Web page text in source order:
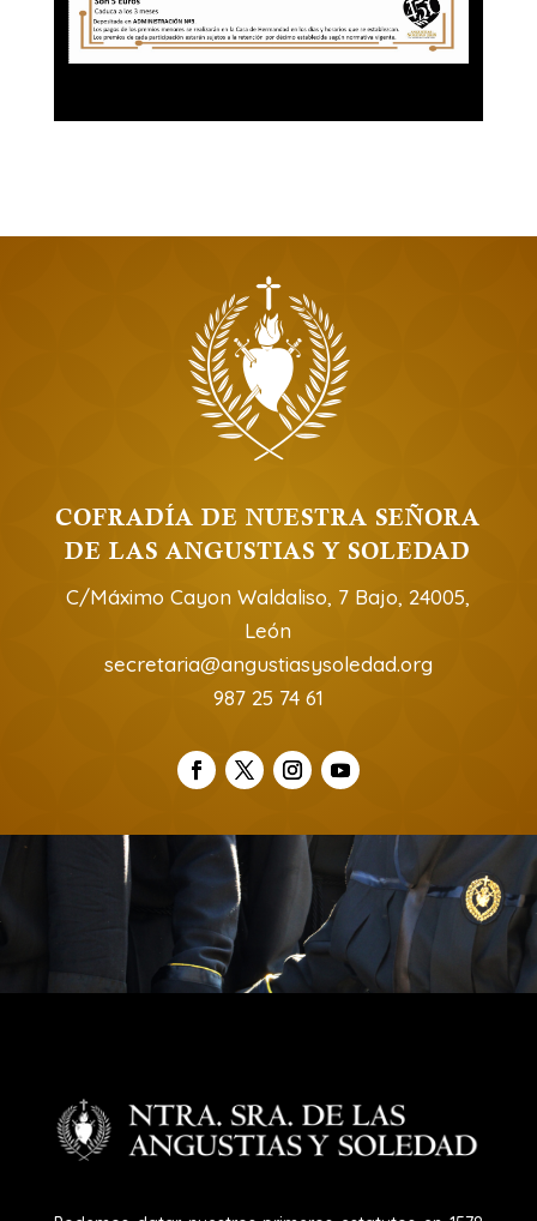
COFRADÍA DE NUESTRA SEÑORA
DE LAS ANGUSTIAS Y SOLEDAD
C/Máximo Cayon Waldaliso, 7 Bajo, 24005,
León
secretaria@angustiasysoledad.org
987 25 74 61